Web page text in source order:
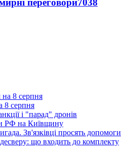
переговори7038
8 серпня
і "парад" дронів
РФ на Київщину
Зв'язківці просять допомоги
що входить до комплекту